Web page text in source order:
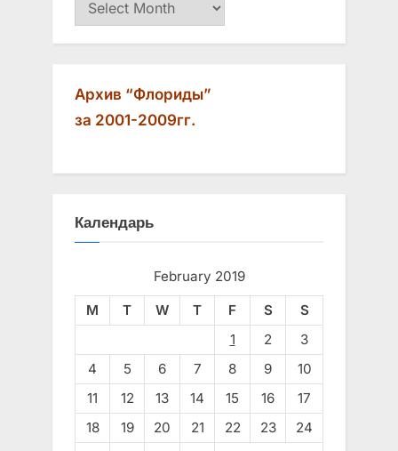
Архив “Флориды”
за 2001-2009гг.
Календарь
February 2019
M
T W T F S
S
1
2
3
4
5 6 7 8 9
10
11
12 13 14 15 16
17
18
19 20 21 22 23
24